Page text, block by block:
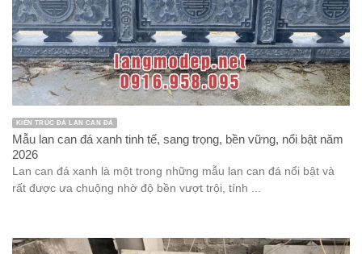
KIẾN TRÚC ĐÁ LAN CAN ĐÁ
Mẫu lan can đá xanh tinh tế, sang trọng, bền vững, nổi bật năm
2026
Lan can đá xanh là một trong những mẫu lan can đá nổi bật và
rất được ưa chuộng nhờ độ bền vượt trội, tính ...